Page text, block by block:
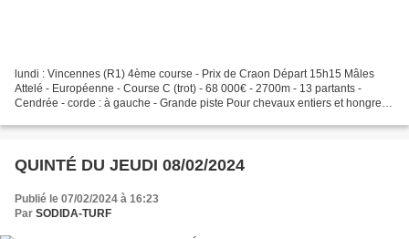
lundi : Vincennes (R1) 4ème course - Prix de Craon Départ 15h15 Mâles
Attelé - Européenne - Course C (trot) - 68 000€ - 2700m - 13 partants -
Cendrée - corde : à gauche - Grande piste Pour chevaux entiers et hongres
QUINTÉ DU JEUDI 08/02/2024
Publié le 07/02/2024 à 16:23
Par SODIDA-TURF